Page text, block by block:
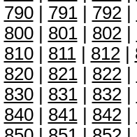
790| 791| 792|
800| 801| 802|
810| 811| 812|
820| 821| 822|
830| 831| 832|
840| 841| 842|